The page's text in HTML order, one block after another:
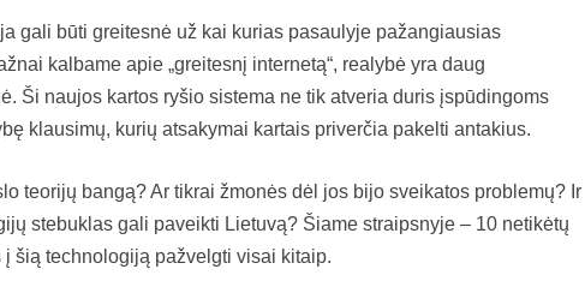
gali būti greitesnė už kai kurias pasaulyje pažangiausias
kalbame apie „greitesnį internetą“, realybė yra daug
Ši naujos kartos ryšio sistema ne tik atveria duris įspūdingoms
klausimų, kurių atsakymai kartais priverčia pakelti antakius.
teorijų bangą? Ar tikrai žmonės dėl jos bijo sveikatos problemų? Ir
stebuklas gali paveikti Lietuvą? Šiame straipsnyje – 10 netikėtų
šią technologiją pažvelgti visai kitaip.